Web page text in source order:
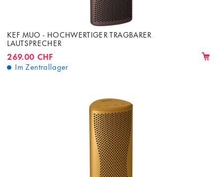
KEF MUO - HOCHWERTIGER TRAGBARER
LAUTSPRECHER
269.00 CHF
Im Zentrallager